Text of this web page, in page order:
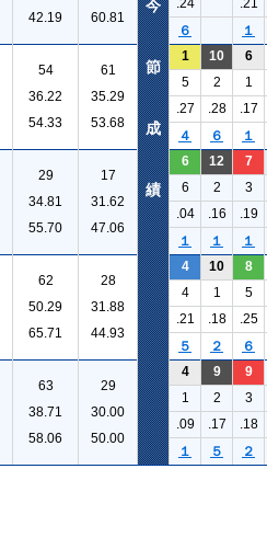
42.19
60.81
.24
.21
６
１
54
36.22
54.33
61
35.29
53.68
1 10 6
5 2 1
.27
.28 .17
４
６ １
29
34.81
55.70
17
31.62
47.06
6 12 7
6 2 3
.04
.16 .19
１
１ １
62
50.29
65.71
28
31.88
44.93
4 10 8
4 1 5
.21
.18 .25
５
２ ６
63
38.71
58.06
29
30.00
50.00
4 9 9
1 2 3
.09
.17 .18
１
５ ２
今
節
成
績